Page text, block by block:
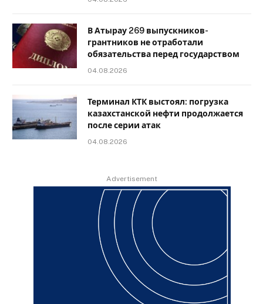
В Атырау 269 выпускников-
грантников не отработали
обязательства перед государством
04.08.2026
Терминал КТК выстоял: погрузка
казахстанской нефти продолжается
после серии атак
04.08.2026
Advertisement